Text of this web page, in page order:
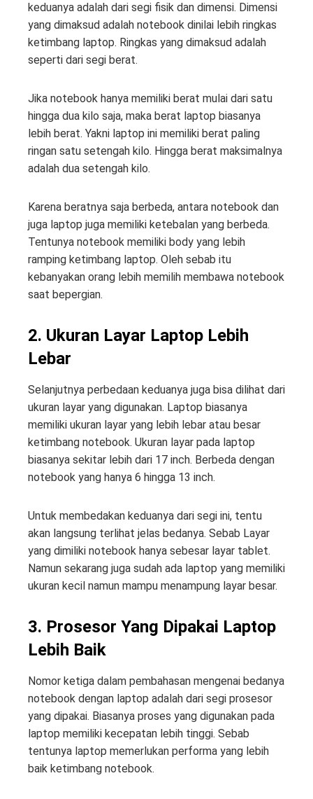
keduanya adalah dari segi fisik dan dimensi. Dimensi
yang dimaksud adalah notebook dinilai lebih ringkas
ketimbang laptop. Ringkas yang dimaksud adalah
seperti dari segi berat.
Jika notebook hanya memiliki berat mulai dari satu
hingga dua kilo saja, maka berat laptop biasanya
lebih berat. Yakni laptop ini memiliki berat paling
ringan satu setengah kilo. Hingga berat maksimalnya
adalah dua setengah kilo.
Karena beratnya saja berbeda, antara notebook dan
juga laptop juga memiliki ketebalan yang berbeda.
Tentunya notebook memiliki body yang lebih
ramping ketimbang laptop. Oleh sebab itu
kebanyakan orang lebih memilih membawa notebook
saat bepergian.
2. Ukuran Layar Laptop Lebih
Lebar
Selanjutnya perbedaan keduanya juga bisa dilihat dari
ukuran layar yang digunakan. Laptop biasanya
memiliki ukuran layar yang lebih lebar atau besar
ketimbang notebook. Ukuran layar pada laptop
biasanya sekitar lebih dari 17 inch. Berbeda dengan
notebook yang hanya 6 hingga 13 inch.
Untuk membedakan keduanya dari segi ini, tentu
akan langsung terlihat jelas bedanya. Sebab Layar
yang dimiliki notebook hanya sebesar layar tablet.
Namun sekarang juga sudah ada laptop yang memiliki
ukuran kecil namun mampu menampung layar besar.
3. Prosesor Yang Dipakai Laptop
Lebih Baik
Nomor ketiga dalam pembahasan mengenai bedanya
notebook dengan laptop adalah dari segi prosesor
yang dipakai. Biasanya proses yang digunakan pada
laptop memiliki kecepatan lebih tinggi. Sebab
tentunya laptop memerlukan performa yang lebih
baik ketimbang notebook.